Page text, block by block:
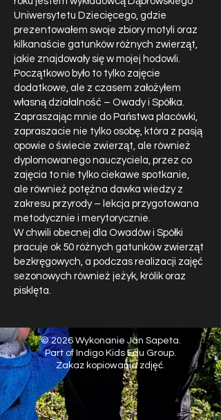
Uniwersytetu Dziecięcego, gdzie
prezentowałem swoje zbiory motyli oraz
kilkanaście gatunków różnych zwierząt,
jakie znajdowały się w mojej hodowli.
Początkowo było to tylko zajęcie
dodatkowe, ale z czasem założyłem
własną działalność – Owady i Spółka.
Zapraszając mnie do Państwa placówki,
zapraszacie nie tylko osobę, która z pasją
opowie o świecie zwierząt, ale również
dyplomowanego nauczyciela, przez co
zajęcia to nie tylko ciekawe spotkanie,
ale również potężna dawka wiedzy z
zakresu przyrody – lekcja przygotowana
metodycznie i merytorycznie.
W chwili obecnej dla Owadów i Spółki
pracuje ok 50 różnych gatunków zwierząt
bezkręgowych, a podczas realizacji zajęć
sezonowych również jeżyk, królik oraz
pisklęta.
© 2026 Wykonanie Jan Sapeta.
Part of Indigo Kids Edu Group.
Zakaz kopiowania zdjęć.